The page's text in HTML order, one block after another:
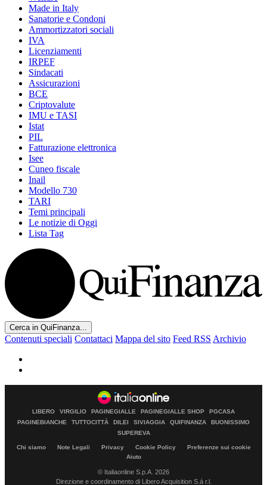
Made in Italy
Sanatorie e Condoni
Ammortizzatori sociali
IVA
Licenziamenti
IRPEF
Sindacati
Assicurazioni
BCE
Criptovalute
IMU e TASI
Istat
PIL
Fatturazione elettronica
Isee
Cuneo fiscale
Inail
Modello 730
TARI
Temi principali
Le notizie di Oggi
Lista Tag
Cerca in QuiFinanza...
Contenuti speciali Contattaci Mappa del sito Feed RSS Archivio
LIBERO VIRGILIO PAGINEGIALLE PAGINEGIALLE SHOP
PGCASA
PAGINEBIANCHE
TUTTOCITTÀ DILEI SIVIAGGIA QUIFINANZA
BUONISSIMO
SUPEREVA
Chi siamo Note Legali Privacy Cookie Policy
Preferenze sui cookie
Aiuto
© Italiaonline S.p.A. 2026
Direzione e coordinamento di Libero Acquisition S.á r.l.